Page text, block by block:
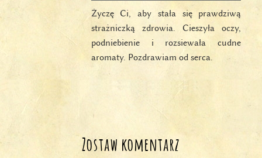
Życzę Ci, aby stała się prawdziwą
strażniczką zdrowia. Cieszyła oczy,
podniebienie i rozsiewała cudne
aromaty. Pozdrawiam od serca.
Zostaw komentarz